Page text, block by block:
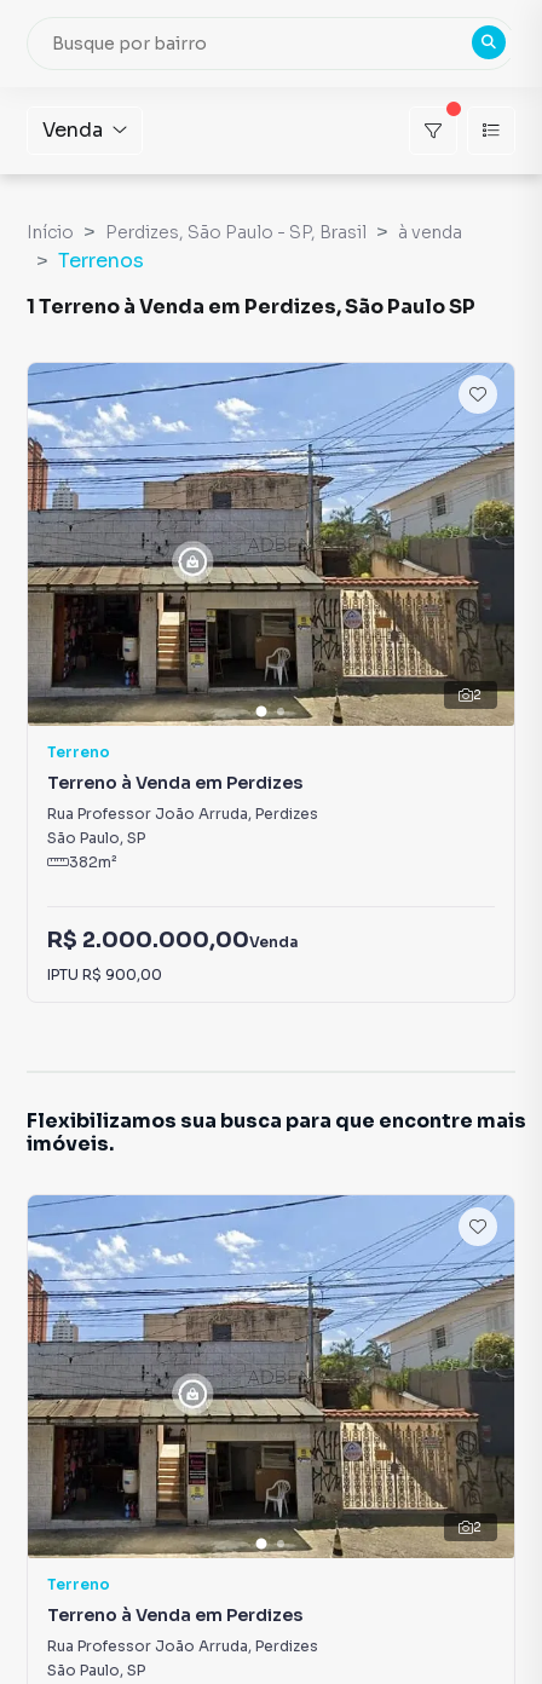
Venda
Início Perdizes, São Paulo - SP, Brasil à venda
Terrenos
1 Terreno à Venda em Perdizes, São Paulo SP
2
Terreno
Terreno à Venda em Perdizes
Rua Professor João Arruda, Perdizes
São Paulo, SP
382m²
R$ 2.000.000,00Venda
IPTU R$ 900,00
Flexibilizamos sua busca para que encontre mais
imóveis.
2
Terreno
Terreno à Venda em Perdizes
Rua Professor João Arruda, Perdizes
São Paulo, SP